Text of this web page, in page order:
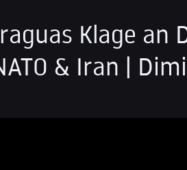
Klage an
& Iran |